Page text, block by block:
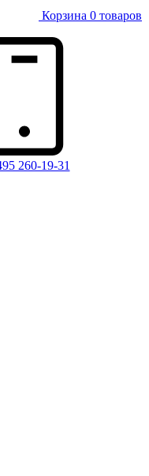
Корзина 0 товаров
260-19-31